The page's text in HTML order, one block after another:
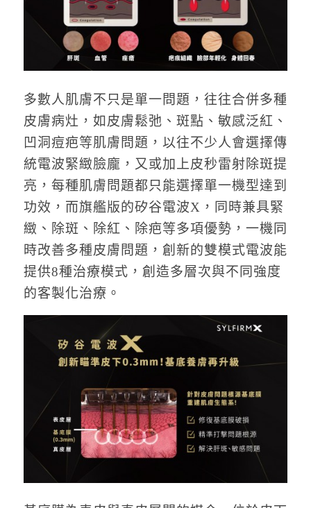
多數人肌膚不只是單一問題，往往合併多種
皮膚病灶，如皮膚鬆弛、斑點、敏感泛紅、
凹洞痘疤等肌膚問題，以往不少人會選擇傳
統電波緊緻臉龐，又或加上皮秒雷射除斑提
亮，每種肌膚問題都只能選擇單一機型達到
功效，而旗艦版的矽谷電波X，同時兼具緊
緻、除斑、除紅、除疤等多項優勢，一機同
時改善多種皮膚問題，創新的雙模式電波能
提供8種治療模式，創造多層次與不同強度
的客製化治療。